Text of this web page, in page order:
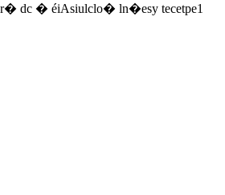
dc � éiAsiulclo� ln�esy tecetpe1